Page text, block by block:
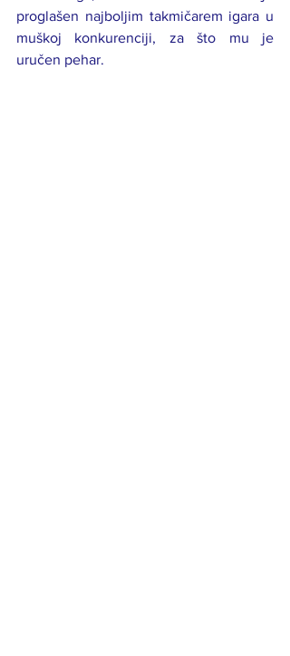
proglašen najboljim takmičarem igara u
muškoj konkurenciji, za što mu je
uručen pehar.